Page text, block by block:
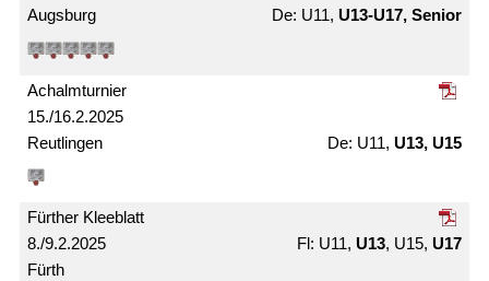
Augsburg U11, U13-U17, Senior
15./16.2.2025
Achalm­turnier
Reutlingen U11, U13, U15
8./9.2.2025
Fürther Kleeblatt
Fürth
U11, U13, U15, U17